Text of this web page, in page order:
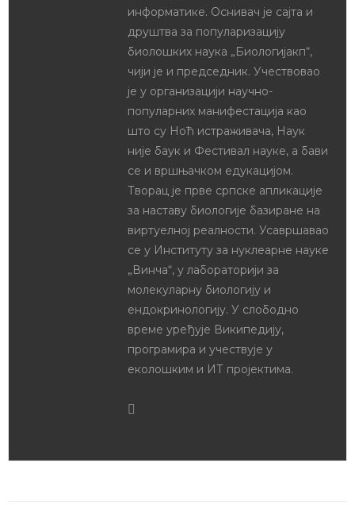
информатике. Оснивач је сајта и
друштва за популаризацију
биолошких наука „Биологијакп“,
чији је и председник. Учествовао
је у организацији научно-
популарних манифестација као
што су Ноћ истраживача, Наук
није баук и Фестивал науке, а бави
се и вршњачком едукацијом.
Творац је прве српске апликације
за наставу биологије базиране на
виртуелној реалности. Усавршавао
се у Институту за нуклеарне науке
„Винча“, у лабораторији за
молекуларну биологију и
ендокринологију. У слободно
време уређује Википедију,
програмира и учествује у
еколошким и ИТ пројектима.